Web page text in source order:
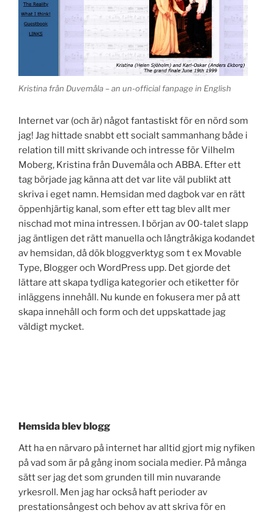
Kristina från Duvemåla – an un-official fanpage in English
Internet var (och är) något fantastiskt för en nörd som
jag! Jag hittade snabbt ett socialt sammanhang både i
relation till mitt skrivande och intresse för Vilhelm
Moberg, Kristina från Duvemåla och ABBA. Efter ett
tag började jag känna att det var lite väl publikt att
skriva i eget namn. Hemsidan med dagbok var en rätt
öppenhjärtig kanal, som efter ett tag blev allt mer
nischad mot mina intressen. I början av 00-talet slapp
jag äntligen det rätt manuella och långtråkiga kodandet
av hemsidan, då dök bloggverktyg som t ex Movable
Type, Blogger och WordPress upp. Det gjorde det
lättare att skapa tydliga kategorier och etiketter för
inläggens innehåll. Nu kunde en fokusera mer på att
skapa innehåll och form och det uppskattade jag
väldigt mycket.
Hemsida blev blogg
Att ha en närvaro på internet har alltid gjort mig nyfiken
på vad som är på gång inom sociala medier. På många
sätt ser jag det som grunden till min nuvarande
yrkesroll. Men jag har också haft perioder av
prestationsångest och behov av att skriva för en